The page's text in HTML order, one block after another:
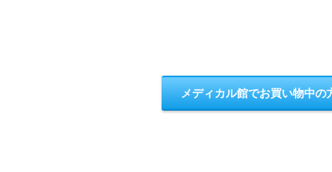
メディカル館でお買い物中の